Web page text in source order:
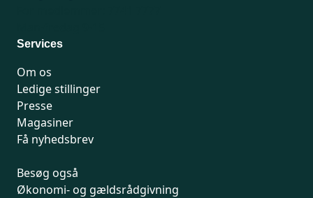
Services
Om os
Ledige stillinger
Presse
Magasiner
Få nyhedsbrev
Besøg også
Økonomi- og gældsrådgivning